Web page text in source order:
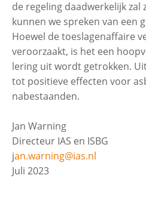
de regeling daadwerkelijk zal
kunnen we spreken van een
Hoewel de toeslagenaffaire
veroorzaakt, is het een
lering uit wordt getrokken.
tot positieve effecten voor
nabestaanden.
Jan Warning
Directeur IAS en ISBG
jan.warning@ias.nl
Juli 2023